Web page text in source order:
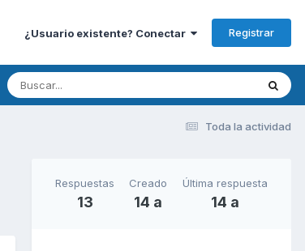
¿Usuario existente? Conectar Registrar
Toda la actividad
Respuestas
13
Creado
14 a
Última respuesta
14 a